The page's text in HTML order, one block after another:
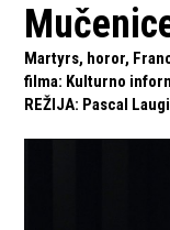
Martyrs, horor,
filma: Kulturno
REŽIJA: Pascal